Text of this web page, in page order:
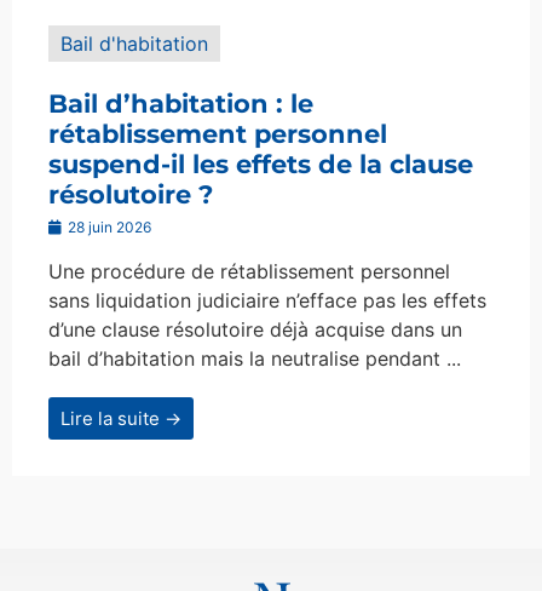
Bail d'habitation
Bail d’habitation : le
rétablissement personnel
suspend-il les effets de la clause
résolutoire ?
28 juin 2026
Une procédure de rétablissement personnel
sans liquidation judiciaire n’efface pas les effets
d’une clause résolutoire déjà acquise dans un
bail d’habitation mais la neutralise pendant ...
Lire la suite →